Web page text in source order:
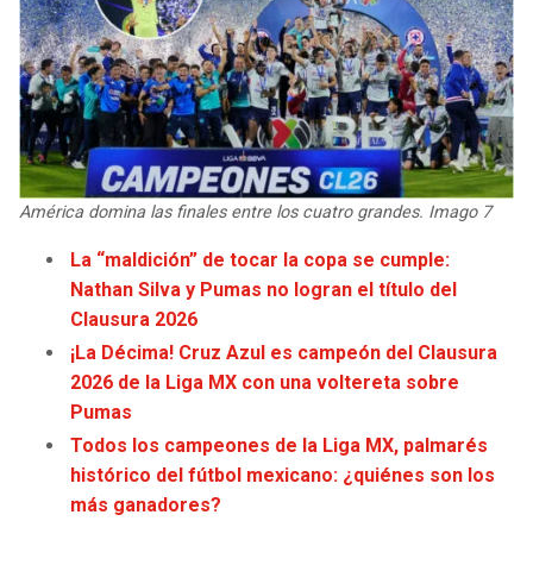
TEXANS
COLTS
JAGUARS
COWBOYS
GIANTS
EAGLES
COMMANDERS
HEAT
MAGIC
WIZARDS
CLIPPERS
LAKERS
SUNS
KINGS
América domina las finales entre los cuatro grandes. Imago 7
La “maldición” de tocar la copa se cumple:
Nathan Silva y Pumas no logran el título del
Clausura 2026
¡La Décima! Cruz Azul es campeón del Clausura
2026 de la Liga MX con una voltereta sobre
Pumas
Todos los campeones de la Liga MX, palmarés
histórico del fútbol mexicano: ¿quiénes son los
más ganadores?